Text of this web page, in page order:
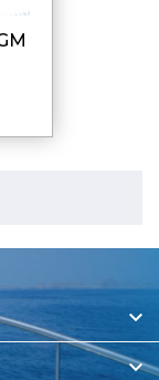

